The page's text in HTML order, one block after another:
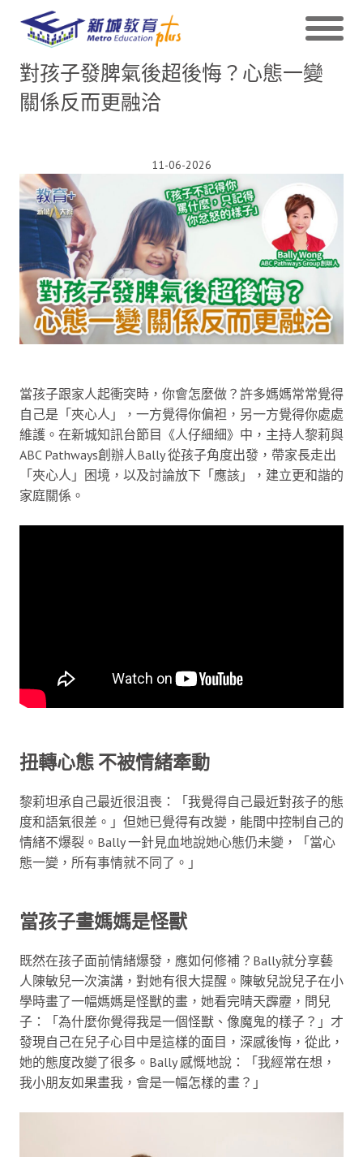
對孩子發脾氣後超後悔？心態一變
關係反而更融洽
11-06-2026
當孩子跟家人起衝突時，你會怎麼做？許多媽媽常常覺得
自己是「夾心人」，一方覺得你偏袒，另一方覺得你處處
維護。在新城知訊台節目《人仔細細》中，主持人黎莉與
ABC Pathways創辦人Bally 從孩子角度出發，帶家長走出
「夾心人」困境，以及討論放下「應該」，建立更和諧的
家庭關係。
扭轉心態 不被情緒牽動
黎莉坦承自己最近很沮喪：「我覺得自己最近對孩子的態
度和語氣很差。」但她已覺得有改變，能間中控制自己的
情緒不爆裂。Bally 一針見血地說她心態仍未變，「當心
態一變，所有事情就不同了。」
當孩子畫媽媽是怪獸
既然在孩子面前情緒爆發，應如何修補？Bally就分享藝
人陳敏兒一次演講，對她有很大提醒。陳敏兒說兒子在小
學時畫了一幅媽媽是怪獸的畫，她看完晴天霹靂，問兒
子：「為什麼你覺得我是一個怪獸、像魔鬼的樣子？」才
發現自己在兒子心目中是這樣的面目，深感後悔，從此，
她的態度改變了很多。Bally 感慨地說：「我經常在想，
我小朋友如果畫我，會是一幅怎樣的畫？」